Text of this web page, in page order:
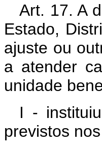
Art. 17. A
Estado,
ajuste ou
a atender
unidade
I -
previstos nos